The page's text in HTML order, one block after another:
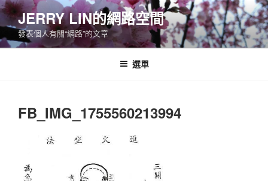
跳
至
主
要
JERRY LIN的網路空間
發表個人有關“網路”的文章
選單
FB_IMG_1755560213994